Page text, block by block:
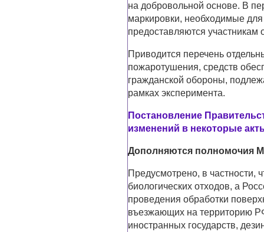
на добровольной основе. В
маркировки, необходимые
предоставляются участникам
Приводится перечень
пожаротушения, средств
гражданской обороны,
рамках эксперимента.
Постановление
изменений в некоторые
Дополняются полномочия
Предусмотрено, в частности,
биологических отходов, а
проведения обработки
въезжающих на территорию
иностранных государств,